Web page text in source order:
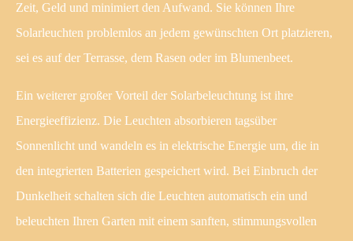
Zeit, Geld und minimiert den Aufwand. Sie können Ihre
Solarleuchten problemlos an jedem gewünschten Ort platzieren,
sei es auf der Terrasse, dem Rasen oder im Blumenbeet.
Ein weiterer großer Vorteil der Solarbeleuchtung ist ihre
Energieeffizienz. Die Leuchten absorbieren tagsüber
Sonnenlicht und wandeln es in elektrische Energie um, die in
den integrierten Batterien gespeichert wird. Bei Einbruch der
Dunkelheit schalten sich die Leuchten automatisch ein und
beleuchten Ihren Garten mit einem sanften, stimmungsvollen